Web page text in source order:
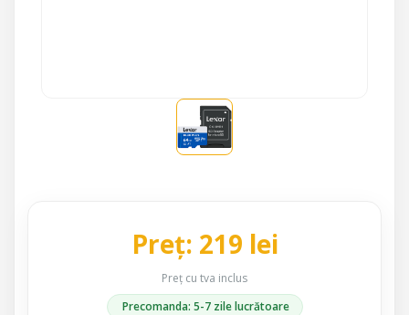
Preț: 219 lei
Preț cu tva inclus
Precomanda: 5-7 zile lucrătoare